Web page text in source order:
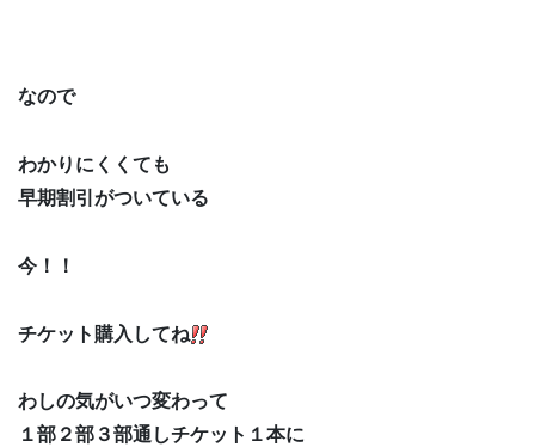
なので
わかりにくくても
早期割引がついている
今！！
チケット購入してね
わしの気がいつ変わって
１部２部３部通しチケット１本に